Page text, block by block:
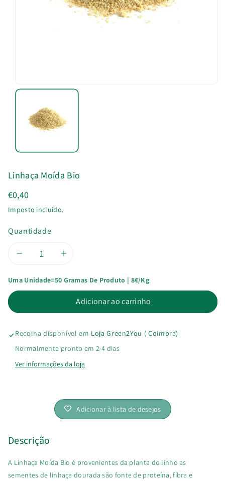
Linhaça Moída Bio
€0,40
Imposto incluído.
Quantidade
Diminuir
a
quantidade
de
Linhaça
Moída
Aumentar
a
quantidade
de
Linhaça
Moída
Uma Unidade=50 Gramas De Produto | 8€/kg
Adicionar ao carrinho
Recolha disponível em Loja Green2You ( Coimbra)
Normalmente pronto em 2-4 dias
Ver informações da loja
Adicionar à lista de desejos
Descrição
A Linhaça Moída Bio é provenientes da planta do linho as
sementes de linhaça dourada são fonte de proteína, fibra e